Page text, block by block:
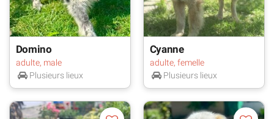
Domino
adulte, male
Plusieurs lieux
Cyanne
adulte, femelle
Plusieurs lieux